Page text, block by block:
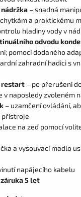
– snadná
a praktickému
hladiny vody v
odvodu
pomocí dodaného
zahradní hadici s
restart – po přerušení
v naposledy zvoleném
– uzamčení ovládání,
přístroje
na zeď pomocí
a vysouvací madlo
napájecího kabelu
5 let